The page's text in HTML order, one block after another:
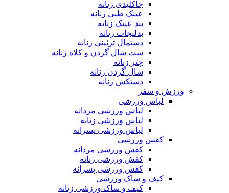
جاکلیدی زنانه
عینک طبی زنانه
بند عینک زنانه
بدلیجات زنانه
دستمال تزئینی زنانه
ست شال گردن و کلاه زنانه
چتر زنانه
شال گردن زنانه
دستکش زنانه
ورزش و سفر
لباس ورزشی
لباس ورزشی مردانه
لباس ورزشی زنانه
لباس ورزشی پسرانه
کفش ورزشی
کفش ورزشی مردانه
کفش ورزشی زنانه
کفش ورزشی پسرانه
کیف و ساک ورزشی
کیف و ساک ورزشی زنانه